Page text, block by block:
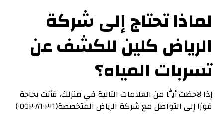
لماذا تحتاج إلى شركة
الرياض كلين للكشف عن
تسربات المياه؟
إذا لاحظت أيًّا من العلامات التالية في منزلك، فأنت بحاجة
فورًا إلى التواصل مع شركة الرياض المتخصصة(٠٥٥٢٠٨٦٠٣٦)